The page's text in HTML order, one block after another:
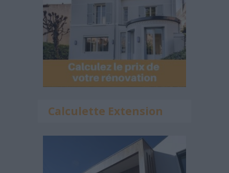
Calculette Extension